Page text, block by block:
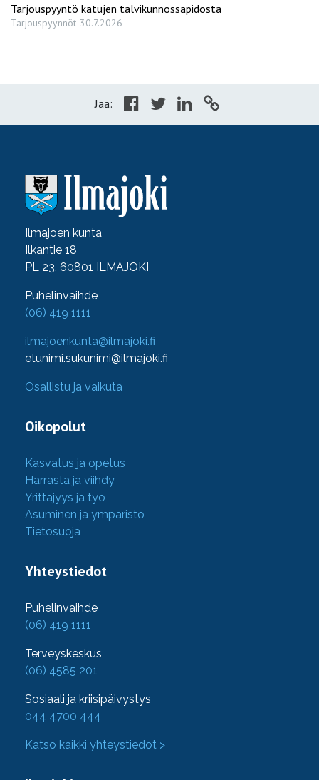
Tarjouspyyntö katujen talvikunnossapidosta
Tarjouspyynnöt 30.7.2026
Jaa:
Ilmajoen kunta
Ilkantie 18
PL 23, 60801 ILMAJOKI
Puhelinvaihde
(06) 419 1111
ilmajoenkunta@ilmajoki.fi
etunimi.sukunimi@ilmajoki.fi
Osallistu ja vaikuta
Oikopolut
Kasvatus ja opetus
Harrasta ja viihdy
Yrittäjyys ja työ
Asuminen ja ympäristö
Tietosuoja
Yhteystiedot
Puhelinvaihde
(06) 419 1111
Terveyskeskus
(06) 4585 201
Sosiaali ja kriisipäivystys
044 4700 444
Katso kaikki yhteystiedot >